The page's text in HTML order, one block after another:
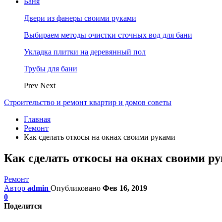
Двери из фанеры своими руками
Выбираем методы очистки сточных вод для бани
Укладка плитки на деревянный пол
Трубы для бани
Prev Next
Строительство и ремонт квартир и домов советы
Главная
Ремонт
Как сделать откосы на окнах своими руками
Как сделать откосы на окнах своими
Ремонт
Автор admin Опубликовано Фев 16, 2019
0
Поделится